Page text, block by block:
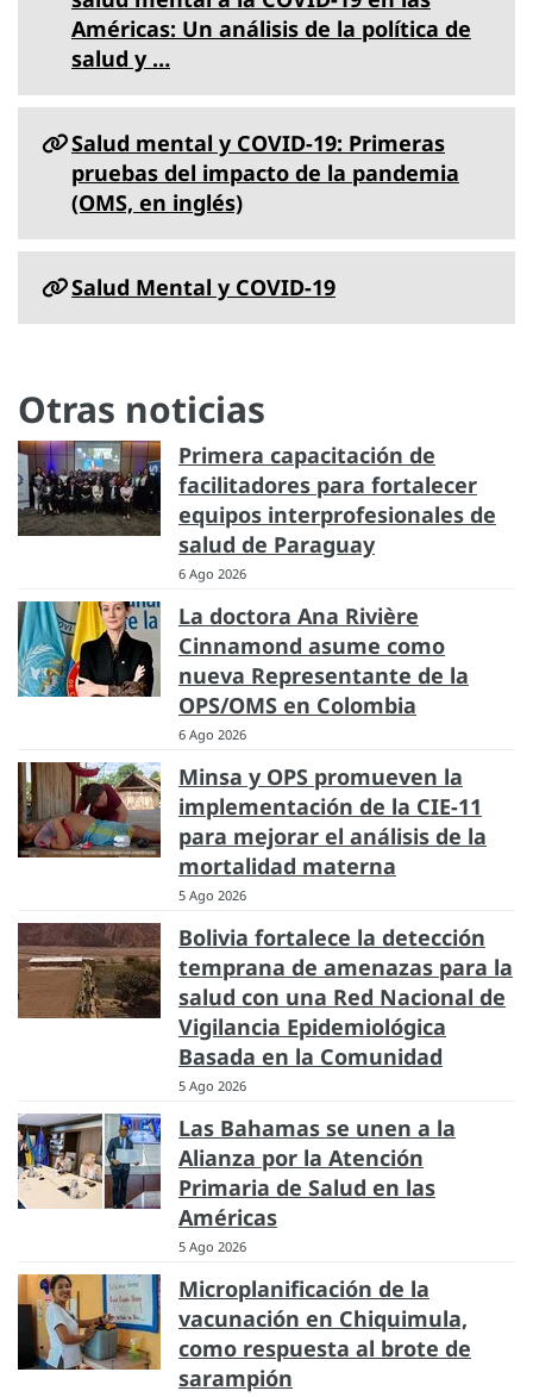
Américas: Un análisis de la política de
salud y …
Salud mental y COVID-19: Primeras
pruebas del impacto de la pandemia
(OMS, en inglés)
Salud Mental y COVID-19
Otras noticias
Primera capacitación de
facilitadores para fortalecer
equipos interprofesionales de
salud de Paraguay
6 Ago 2026
La doctora Ana Rivière
Cinnamond asume como
nueva Representante de la
OPS/OMS en Colombia
6 Ago 2026
Minsa y OPS promueven la
implementación de la CIE-11
para mejorar el análisis de la
mortalidad materna
5 Ago 2026
Bolivia fortalece la detección
temprana de amenazas para la
salud con una Red Nacional de
Vigilancia Epidemiológica
Basada en la Comunidad
5 Ago 2026
Las Bahamas se unen a la
Alianza por la Atención
Primaria de Salud en las
Américas
5 Ago 2026
Microplanificación de la
vacunación en Chiquimula,
como respuesta al brote de
sarampión